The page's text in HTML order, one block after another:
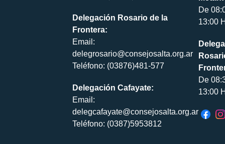
Delegación Rosario de la
Frontera:
Email:
delegrosario@consejosalta.org.ar
Teléfono: (03876)481-577
Delegación Cafayate:
Email:
delegcafayate@consejosalta.org.ar
Teléfono: (0387)5953812
De
13:00
De
13:00